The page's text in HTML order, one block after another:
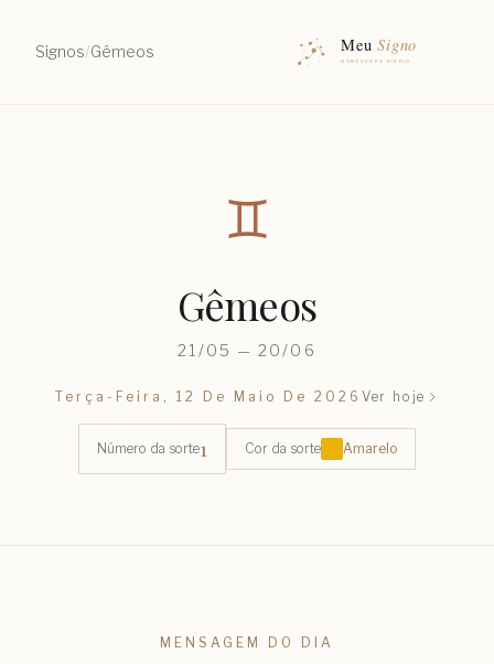
Signos/Gêmeos
♊︎
Gêmeos
21/05 — 20/06
Terça-Feira, 12 De Maio De 2026 Ver hoje
Número da sorte1 Cor da sorte Amarelo
MENSAGEM DO DIA